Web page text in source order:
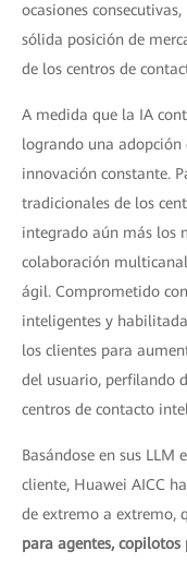
ocasiones
sólida posición de
de los centros de
A medida que la IA
logrando una adopción
innovación constante.
tradicionales de los
integrado aún más los
colaboración
ágil. Comprometido
inteligentes y
los clientes para
del usuario, perfilando
centros de contacto
Basándose en sus LLM
cliente, Huawei AICC
de extremo a extremo,
para agentes,